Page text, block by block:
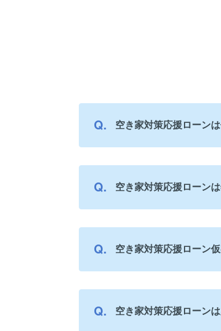
空き家対策応援ローン
空き家対策応援ローン
空き家対策応援ローン
空き家対策応援ローン